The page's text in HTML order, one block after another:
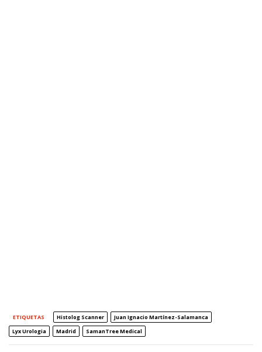
ETIQUETAS Histolog Scanner
Juan Ignacio Martínez-Salamanca
Lyx Urologia
Madrid SamanTree Medical